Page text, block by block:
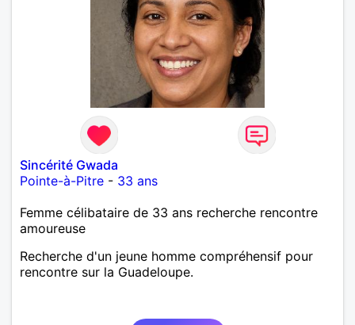
Sincérité Gwada
Pointe-à-Pitre - 33 ans
Femme célibataire de 33 ans recherche rencontre
amoureuse
Recherche d'un jeune homme compréhensif pour
rencontre sur la Guadeloupe.